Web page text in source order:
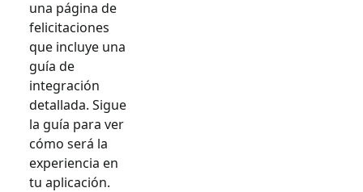
una página de
felicitaciones
que incluye una
guía de
integración
detallada. Sigue
la guía para ver
cómo será la
experiencia en
tu aplicación.